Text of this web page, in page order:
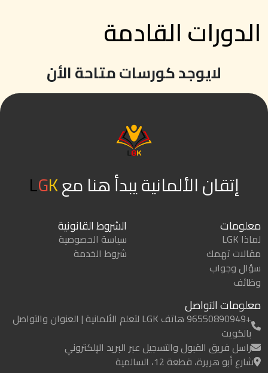
الدورات القادمة
لايوجد كورسات متاحة الأن
إتقان الألمانية يبدأ هنا مع LGK
معلومات
لماذا LGK
مقالات تهمك
سؤال وجواب
وظائف
الشروط القانونية
سياسة الخصوصية
شروط الخدمة
معلومات التواصل
+96550890949 هاتف LGK لتعلم الألمانية | العنوان والتواصل
بالكويت
راسل فريق القبول والتسجيل عبر البريد الإلكتروني
شارع أبو هريرة، قطعة 12، السالمية